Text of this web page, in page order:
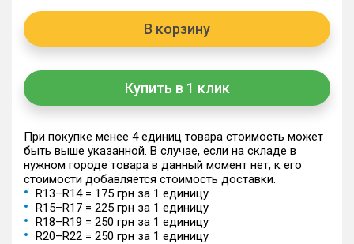
В корзину
Купить в 1 клик
При покупке менее 4 единиц товара стоимость может
быть выше указанной. В случае, если на складе в
нужном городе товара в данный момент нет, к его
стоимости добавляется стоимость доставки.
R13–R14 = 175 грн за 1 единицу
R15–R17 = 225 грн за 1 единицу
R18–R19 = 250 грн за 1 единицу
R20–R22 = 250 грн за 1 единицу